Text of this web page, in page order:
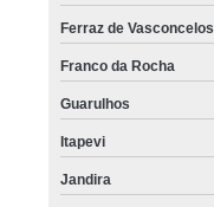
Ferraz de Vasconcelos
Franco da Rocha
Guarulhos
Itapevi
Jandira